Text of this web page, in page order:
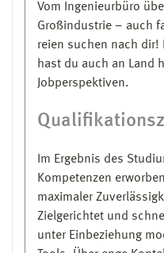
Wochen
überbetrieblich
Studiums bis Ende
möglich)
-> Nachweis durch
Vorgabe des
-> Befreiung vom
elektrotechnischen
und Elektrobereich
Ausbildungsberufe
für die
Vom Ingenieurbüro
Großindustrie – auch
reien suchen nach dir!
hast du auch an Land
Jobperspektiven.
Im Ergebnis des
Kompetenzen
maximaler
Zielgerichtet und
unter Einbeziehung